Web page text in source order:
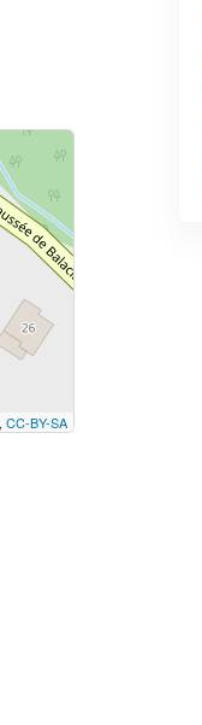
CC-BY-SA